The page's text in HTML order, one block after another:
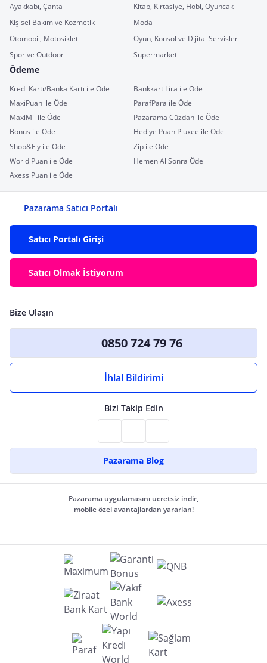
Ayakkabı, Çanta
Kitap, Kırtasiye, Hobi, Oyuncak
Kişisel Bakım ve Kozmetik
Moda
Otomobil, Motosiklet
Oyun, Konsol ve Dijital Servisler
Spor ve Outdoor
Süpermarket
Ödeme
Kredi Kartı/Banka Kartı ile Öde
Bankkart Lira ile Öde
MaxiPuan ile Öde
ParafPara ile Öde
MaxiMil ile Öde
Pazarama Cüzdan ile Öde
Bonus ile Öde
Hediye Puan Pluxee ile Öde
Shop&Fly ile Öde
Zip ile Öde
World Puan ile Öde
Hemen Al Sonra Öde
Axess Puan ile Öde
Pazarama Satıcı Portalı
Satıcı Portalı Girişi
Satıcı Olmak İstiyorum
Bize Ulaşın
0850 724 79 76
İhlal Bildirimi
Bizi Takip Edin
Pazarama Blog
Pazarama uygulamasını ücretsiz indir,
mobile özel avantajlardan yararlan!